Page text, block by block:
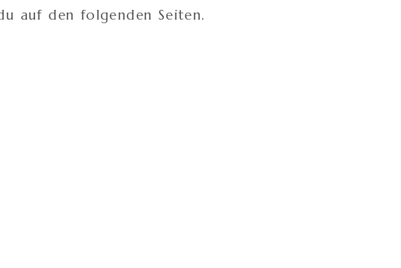
auf den folgenden Seiten.